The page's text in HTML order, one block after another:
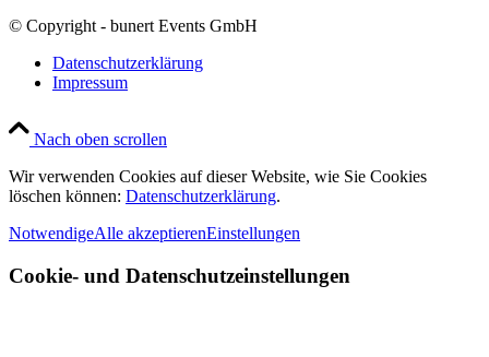
© Copyright - bunert Events GmbH
Datenschutzerklärung
Impressum
Nach oben scrollen
Wir verwenden Cookies auf dieser Website, wie Sie Cookies
löschen können: Datenschutzerklärung.
NotwendigeAlle akzeptierenEinstellungen
Cookie- und Datenschutzeinstellungen